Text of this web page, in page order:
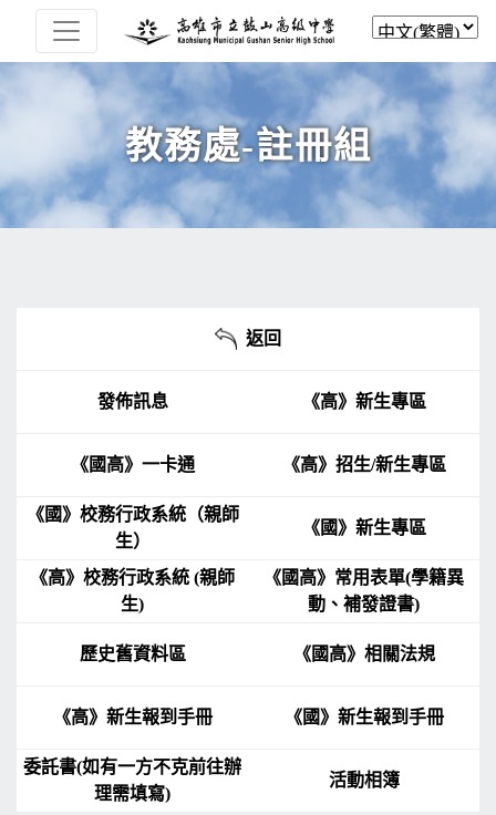
教務處-註冊組
返回
發佈訊息 《高》新生專區
《國高》一卡通 《高》招生/新生專區
《國》校務行政系統（親師
生）
《國》新生專區
《高》校務行政系統 (親師
生)
《國高》常用表單(學籍異
動、補發證書)
歷史舊資料區 《國高》相關法規
《高》新生報到手冊 《國》新生報到手冊
委託書(如有一方不克前往辦
理需填寫)
活動相簿